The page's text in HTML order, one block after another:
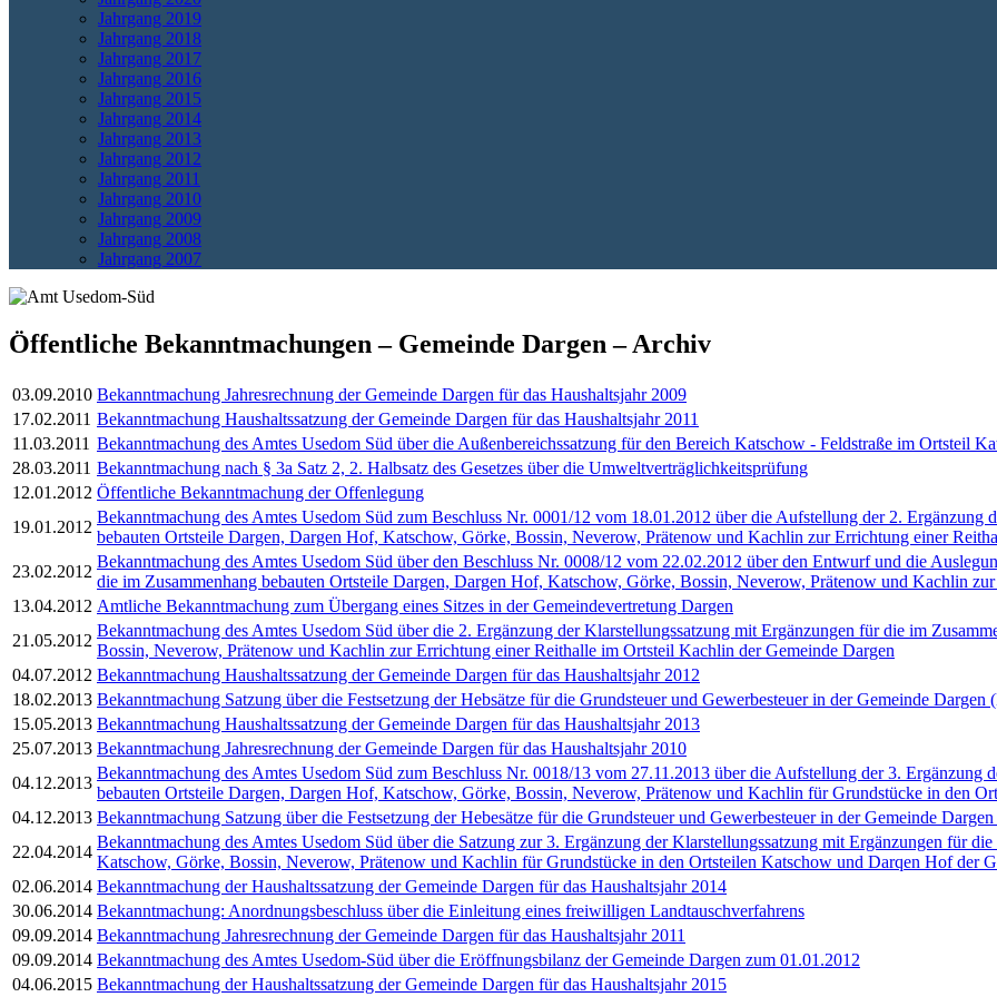
Jahrgang 2019
Jahrgang 2018
Jahrgang 2017
Jahrgang 2016
Jahrgang 2015
Jahrgang 2014
Jahrgang 2013
Jahrgang 2012
Jahrgang 2011
Jahrgang 2010
Jahrgang 2009
Jahrgang 2008
Jahrgang 2007
Öffentliche Bekanntmachungen – Gemeinde Dargen – Archiv
03.09.2010 Bekanntmachung Jahresrechnung der Gemeinde Dargen für das Haushaltsjahr 2009
17.02.2011 Bekanntmachung Haushaltssatzung der Gemeinde Dargen für das Haushaltsjahr 2011
11.03.2011 Bekanntmachung des Amtes Usedom Süd über die Außenbereichssatzung für den Bereich Katschow - Feldstraße im Ortsteil
28.03.2011 Bekanntmachung nach § 3a Satz 2, 2. Halbsatz des Gesetzes über die Umweltverträglichkeitsprüfung
12.01.2012 Öffentliche Bekanntmachung der Offenlegung
19.01.2012
Bekanntmachung des Amtes Usedom Süd zum Beschluss Nr. 0001/12 vom 18.01.2012 über die Aufstellung der 2.
bebauten Ortsteile Dargen, Dargen Hof, Katschow, Görke, Bossin, Neverow, Prätenow und Kachlin zur Errichtung einer
23.02.2012
Bekanntmachung des Amtes Usedom Süd über den Beschluss Nr. 0008/12 vom 22.02.2012 über den Entwurf und die
die im Zusammenhang bebauten Ortsteile Dargen, Dargen Hof, Katschow, Görke, Bossin, Neverow, Prätenow und Kachlin
13.04.2012 Amtliche Bekanntmachung zum Übergang eines Sitzes in der Gemeindevertretung Dargen
21.05.2012
Bekanntmachung des Amtes Usedom Süd über die 2. Ergänzung der Klarstellungssatzung mit Ergänzungen für die im
Bossin, Neverow, Prätenow und Kachlin zur Errichtung einer Reithalle im Ortsteil Kachlin der Gemeinde Dargen
04.07.2012 Bekanntmachung Haushaltssatzung der Gemeinde Dargen für das Haushaltsjahr 2012
18.02.2013 Bekanntmachung Satzung über die Festsetzung der Hebsätze für die Grundsteuer und Gewerbesteuer in der Gemeinde Dargen
15.05.2013 Bekanntmachung Haushaltssatzung der Gemeinde Dargen für das Haushaltsjahr 2013
25.07.2013 Bekanntmachung Jahresrechnung der Gemeinde Dargen für das Haushaltsjahr 2010
04.12.2013
Bekanntmachung des Amtes Usedom Süd zum Beschluss Nr. 0018/13 vom 27.11.2013 über die Aufstellung der 3.
bebauten Ortsteile Dargen, Dargen Hof, Katschow, Görke, Bossin, Neverow, Prätenow und Kachlin für Grundstücke in den
04.12.2013 Bekanntmachung Satzung über die Festsetzung der Hebesätze für die Grundsteuer und Gewerbesteuer in der Gemeinde
22.04.2014
Bekanntmachung des Amtes Usedom Süd über die Satzung zur 3. Ergänzung der Klarstellungssatzung mit Ergänzungen für
Katschow, Görke, Bossin, Neverow, Prätenow und Kachlin für Grundstücke in den Ortsteilen Katschow und Darqen Hof der
02.06.2014 Bekanntmachung der Haushaltssatzung der Gemeinde Dargen für das Haushaltsjahr 2014
30.06.2014 Bekanntmachung: Anordnungsbeschluss über die Einleitung eines freiwilligen Landtauschverfahrens
09.09.2014 Bekanntmachung Jahresrechnung der Gemeinde Dargen für das Haushaltsjahr 2011
09.09.2014 Bekanntmachung des Amtes Usedom-Süd über die Eröffnungsbilanz der Gemeinde Dargen zum 01.01.2012
04.06.2015 Bekanntmachung der Haushaltssatzung der Gemeinde Dargen für das Haushaltsjahr 2015